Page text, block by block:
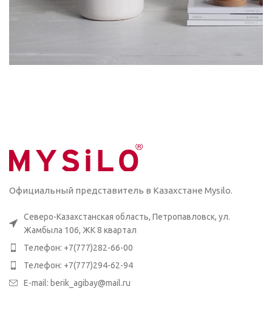
Официальный представитель в Казахстане Mysilo.
Северо-Казахстанская область, Петропавловск, ул.
Жамбыла 106, ЖК 8 квартал
Телефон: +7(777)282-66-00
Телефон: +7(777)294-62-94
E-mail: berik_agibay@mail.ru